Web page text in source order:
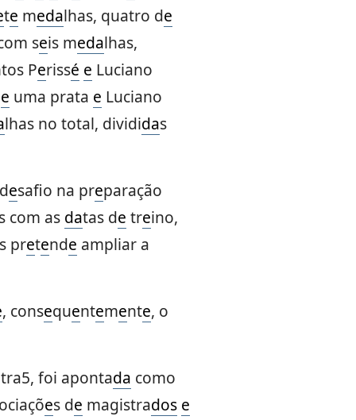
te medalhas, quatro de
seis medalhas,
Perissé e Luciano
e uma prata e Luciano
lhas no total, divididas
esafio na preparação
com as datas de treino,
s pretende ampliar a
, consequentemente, o
foi apontada como
es de magistrados e